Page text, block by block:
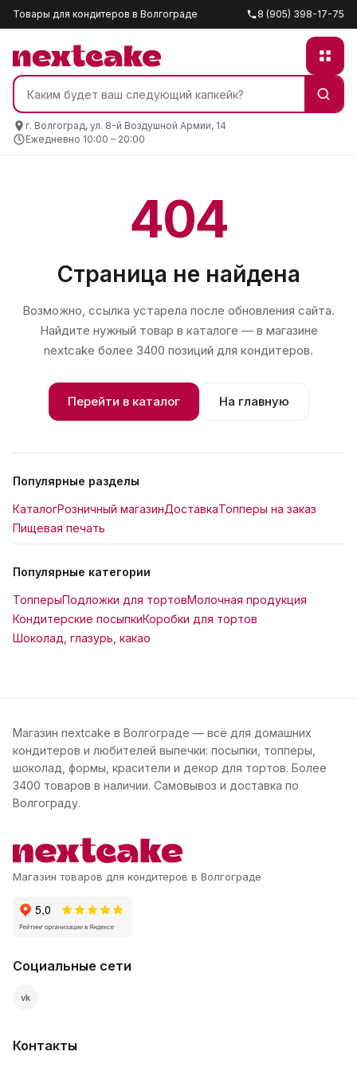
Товары для кондитеров в Волгограде 8 (905) 398-17-75
г. Волгоград, ул. 8-й Воздушной Армии, 14
Ежедневно 10:00 – 20:00
404
Страница не найдена
Возможно, ссылка устарела после обновления сайта.
Найдите нужный товар в каталоге — в магазине
nextcake более 3400 позиций для кондитеров.
Перейти в каталог На главную
Популярные разделы
КаталогРозничный магазинДоставкаТопперы на заказ
Пищевая печать
Популярные категории
ТопперыПодложки для тортовМолочная продукция
Кондитерские посыпкиКоробки для тортов
Шоколад, глазурь, какао
Магазин nextcake в Волгограде — всё для домашних
кондитеров и любителей выпечки: посыпки, топперы,
шоколад, формы, красители и декор для тортов. Более
3400 товаров в наличии. Самовывоз и доставка по
Волгограду.
Магазин товаров для кондитеров в Волгограде
Социальные сети
vk
Контакты